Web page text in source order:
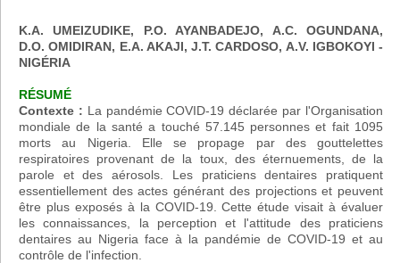
K.A. UMEIZUDIKE, P.O. AYANBADEJO, A.C. OGUNDANA,
D.O. OMIDIRAN, E.A. AKAJI, J.T. CARDOSO, A.V. IGBOKOYI -
NIGÉRIA
RÉSUMÉ
Contexte : La pandémie COVID-19 déclarée par l'Organisation
mondiale de la santé a touché 57.145 personnes et fait 1095
morts au Nigeria. Elle se propage par des gouttelettes
respiratoires provenant de la toux, des éternuements, de la
parole et des aérosols. Les praticiens dentaires pratiquent
essentiellement des actes générant des projections et peuvent
être plus exposés à la COVID-19. Cette étude visait à évaluer
les connaissances, la perception et l'attitude des praticiens
dentaires au Nigeria face à la pandémie de COVID-19 et au
contrôle de l'infection.